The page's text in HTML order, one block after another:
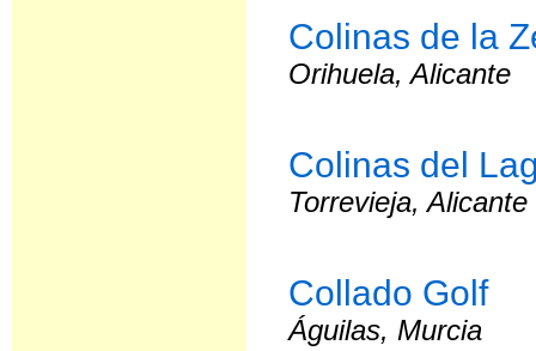
Colinas de la
Orihuela, Alicante
Colinas del
Torrevieja, Alicante
Collado Golf
Águilas, Murcia